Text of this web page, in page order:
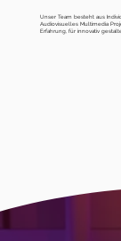
Unser Team besteht aus
Audiovisuelles Multimedia
Erfahrung, für innovativ